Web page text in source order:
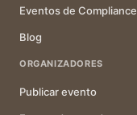
Eventos de Compliance
Blog
ORGANIZADORES
Publicar evento